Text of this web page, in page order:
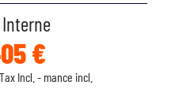
€
Incl. - mance incl.